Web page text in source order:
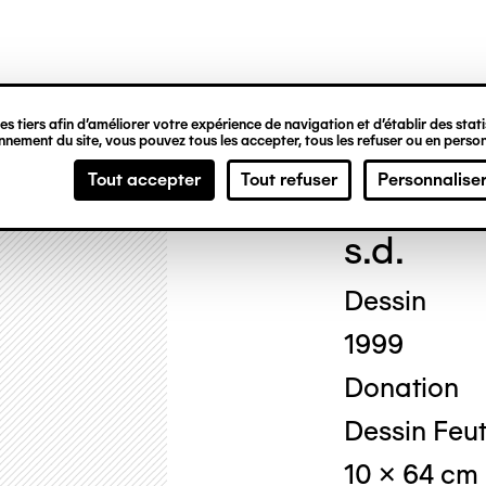
tiers afin d’améliorer votre expérience de navigation et d’établir des
du site, vous pouvez tous les accepter, tous les refuser ou en
Tout accepter Tout refuser Personnaliser
s.d.
Dessin
1999
Donation
Dessin
10 x 64 cm